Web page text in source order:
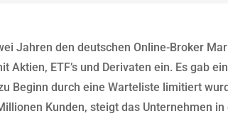
Jahren den deutschen Online-Broker
Aktien, ETF’s und Derivaten ein. Es gab
Beginn durch eine Warteliste limitiert
Kunden, steigt das Unternehmen in